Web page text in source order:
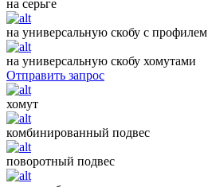
на серьге
на универсальную скобу с профилем
на универсальную скобу хомутами
Отправить запрос
хомут
комбинированный подвес
поворотный подвес